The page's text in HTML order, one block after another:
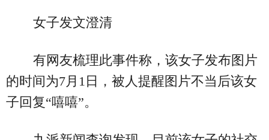
女子发文澄清
有网友梳理此事件称，该女子发布图片
的时间为7月1日，被人提醒图片不当后该女
子回复“嘻嘻”。